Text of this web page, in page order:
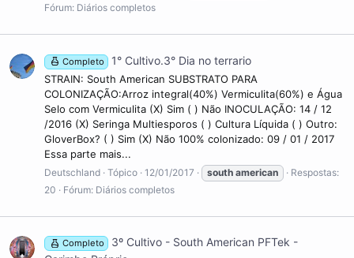
Fórum: Diários completos
Completo 1° Cultivo.3° Dia no terrario
STRAIN: South American SUBSTRATO PARA
COLONIZAÇÃO:Arroz integral(40%) Vermiculita(60%) e Água
Selo com Vermiculita (X) Sim ( ) Não INOCULAÇÃO: 14 / 12
/2016 (X) Seringa Multiesporos ( ) Cultura Líquida ( ) Outro:
GloverBox? ( ) Sim (X) Não 100% colonizado: 09 / 01 / 2017
Essa parte mais...
Deutschland Tópico 12/01/2017 south american
Respostas:
20
Fórum: Diários completos
Completo
3º Cultivo - South American PFTek -